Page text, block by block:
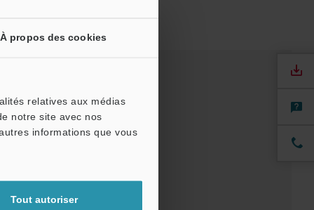
À propos des cookies
relatives aux médias
notre site avec nos
informations que vous
Tout autoriser
Manuels